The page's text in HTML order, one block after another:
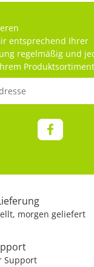
morgen geliefert
Support
entsprechend Ihrer
regelmäßig und